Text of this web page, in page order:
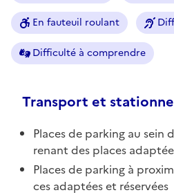
En fauteuil roulant
Difficulté à comprendre
Transport et
Places de parking au
renant des places
Places de parking à
ces adaptées et réservées